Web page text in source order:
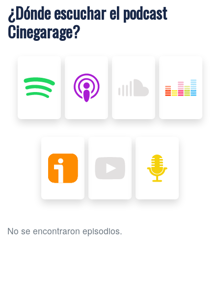
¿Dónde escuchar el podcast
Cinegarage?
No se encontraron episodios.